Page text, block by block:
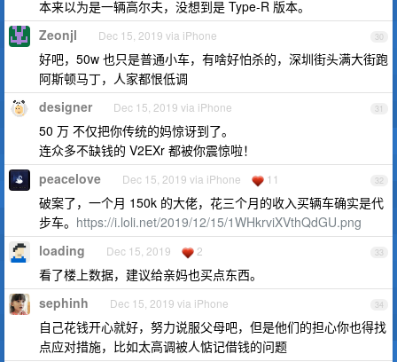
本来以为是一辆高尔夫，没想到是 Type-R 版本。
30
Zeonjl Dec 15, 2019 via iPhone
好吧，50w 也只是普通小车，有啥好怕杀的，深圳街头满大街跑
阿斯顿马丁，人家都恨低调
31
designer Dec 15, 2019 via iPhone
50 万 不仅把你传统的妈惊讶到了。
连众多不缺钱的 V2EXr 都被你震惊啦！
32
peacelove Dec 15, 2019 via iPhone 11
破案了，一个月 150k 的大佬，花三个月的收入买辆车确实是代
步车。 https://i.loli.net/2019/12/15/1WHkrviXVthQdGU.png
33
loading Dec 15, 2019 2
看了楼上数据，建议给亲妈也买点东西。
34
sephinh Dec 15, 2019 via iPhone
自己花钱开心就好，努力说服父母吧，但是他们的担心你也得找
点应对措施，比如太高调被人惦记借钱的问题